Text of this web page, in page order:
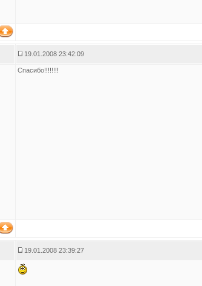
19.01.2008 23:42:09
Спасибо!!!!!!!!
19.01.2008 23:39:27